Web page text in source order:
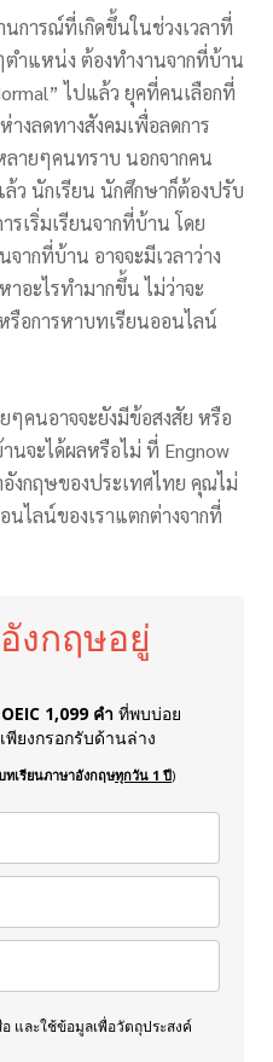
การณ์ที่เกิดขึ้นในช่วงเวลาที่
ำแหน่ง ต้องทำงานจากที่บ้าน
ไปแล้ว ยุคที่คนเลือกที่
างลดทางสังคมเพื่อลดการ
ลายๆคนทราบ นอกจากคน
ว นักเรียน นักศึกษาก็ต้องปรับ
เริ่มเรียนจากที่บ้าน โดย
ากที่บ้าน อาจจะมีเวลาว่าง
อะไรทำมากขึ้น ไม่ว่าจะ
รือการหาบทเรียนออนไลน์
ๆคนอาจจะยังมีข้อสงสัย หรือ
นจะได้ผลหรือไม่ ที่ Engnow
งกฤษของประเทศไทย คุณไม่
นไลน์ของเราแตกต่างจากที่
งกฤษอยู่
1,099 คำ ที่พบบ่อย
เพียงกรอกรับด้านล่าง
เรียนภาษาอังกฤษทุกวัน 1 ปี)
และใช้ข้อมูลเพื่อวัตถุประสงค์